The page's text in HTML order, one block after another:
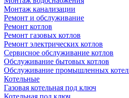
Монтаж канализации
Ремонт и обслуживание
Ремонт котлов
Ремонт газовых котлов
Ремонт электрических котлов
Сервисное обслуживание котлов
Обслуживание бытовых котлов
Обслуживание промышленных
Котельные
Газовая котельная под ключ
Котельная под ключ